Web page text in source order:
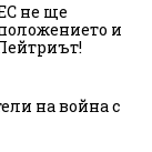
не ще
и
на война с